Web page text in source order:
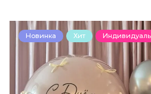
Новинка Хит